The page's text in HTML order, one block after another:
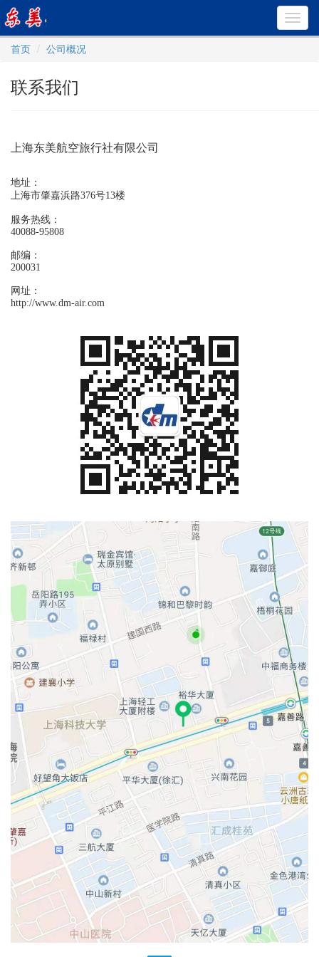
首页
公司概况
联系我们
上海东美航空旅行社有限公司
地址：
上海市肇嘉浜路376号13楼
服务热线：
40088-95808
邮编：
200031
网址：
http://www.dm-air.com